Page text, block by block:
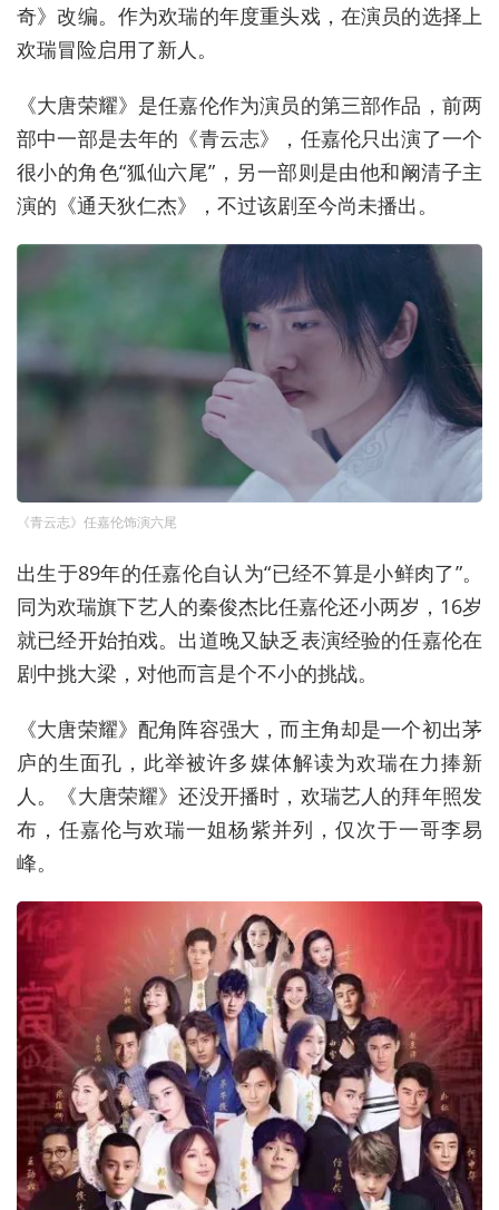
奇》改编。作为欢瑞的年度重头戏，在演员的选择上
欢瑞冒险启用了新人。
《大唐荣耀》是任嘉伦作为演员的第三部作品，前两
部中一部是去年的《青云志》，任嘉伦只出演了一个
很小的角色“狐仙六尾”，另一部则是由他和阚清子主
演的《通天狄仁杰》，不过该剧至今尚未播出。
《青云志》任嘉伦饰演六尾
出生于89年的任嘉伦自认为“已经不算是小鲜肉了”。
同为欢瑞旗下艺人的秦俊杰比任嘉伦还小两岁，16岁
就已经开始拍戏。出道晚又缺乏表演经验的任嘉伦在
剧中挑大梁，对他而言是个不小的挑战。
《大唐荣耀》配角阵容强大，而主角却是一个初出茅
庐的生面孔，此举被许多媒体解读为欢瑞在力捧新
人。《大唐荣耀》还没开播时，欢瑞艺人的拜年照发
布，任嘉伦与欢瑞一姐杨紫并列，仅次于一哥李易
峰。